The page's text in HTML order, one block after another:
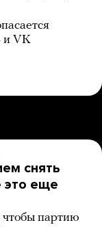
и VK
снять
это еще
чтобы партию